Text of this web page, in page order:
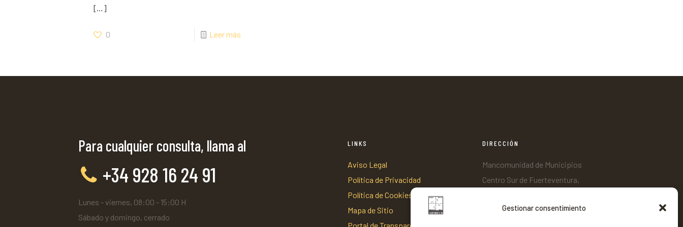
Gestionar consentimiento
[…]
0 Leer más
Para cualquier consulta, llama al
+34 928 16 24 91
Lunes - viernes, 08:00 - 15:00 H
Sábado y domingo, cerrado
LINKS
Aviso Legal
Política de Privacidad
Política de Cookies
Mapa de Sitio
DIRECCIÓN
Mancomunidad de Municipios
Centro Sur de Fuerteventura,
de Alcaldía 2º planta,